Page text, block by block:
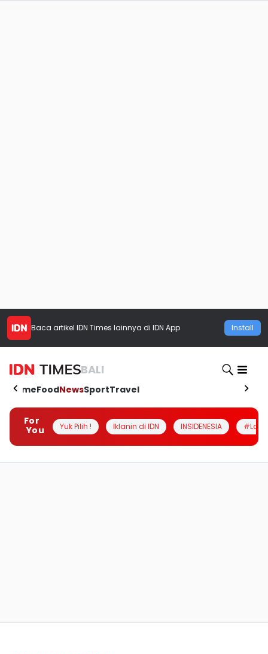
Baca artikel IDN Times lainnya di IDN App Install
BALI
HomeFoodNewsSportTravel
For
You
Yuk Pilih ! Iklanin di IDN INSIDENESIA